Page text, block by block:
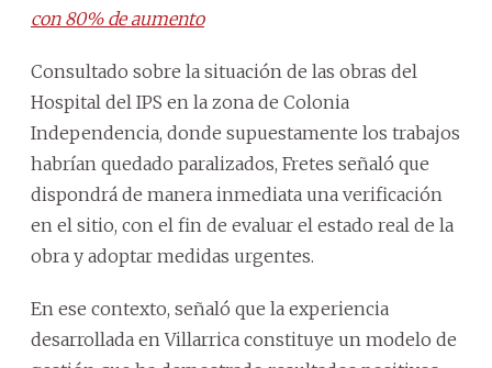
con 80% de aumento
Consultado sobre la situación de las obras del
Hospital del IPS en la zona de Colonia
Independencia, donde supuestamente los trabajos
habrían quedado paralizados, Fretes señaló que
dispondrá de manera inmediata una verificación
en el sitio, con el fin de evaluar el estado real de la
obra y adoptar medidas urgentes.
En ese contexto, señaló que la experiencia
desarrollada en Villarrica constituye un modelo de